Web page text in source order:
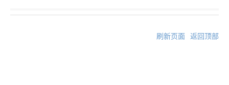
刷新页面 返回顶部